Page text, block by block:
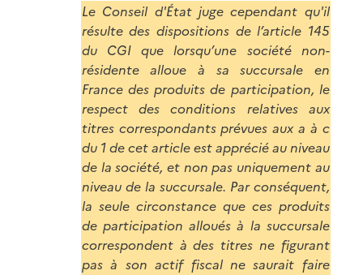
Le Conseil d'État juge cependant qu'il
résulte des dispositions de l’article 145
du CGI que lorsqu’une société non-
résidente alloue à sa succursale en
France des produits de participation, le
respect des conditions relatives aux
titres correspondants prévues aux a à c
du 1 de cet article est apprécié au niveau
de la société, et non pas uniquement au
niveau de la succursale. Par conséquent,
la seule circonstance que ces produits
de participation alloués à la succursale
correspondent à des titres ne figurant
pas à son actif fiscal ne saurait faire